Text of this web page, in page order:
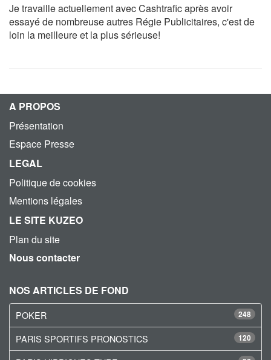
Je travaille actuellement avec Cashtrafic après avoir
essayé de nombreuse autres Régie Publicitaires, c'est de
loin la meilleure et la plus sérieuse!
A PROPOS
Présentation
Espace Presse
LEGAL
Politique de cookies
Mentions légales
LE SITE KUZEO
Plan du site
Nous contacter
NOS ARTICLES DE FOND
248
POKER
120
PARIS SPORTIFS PRONOSTICS